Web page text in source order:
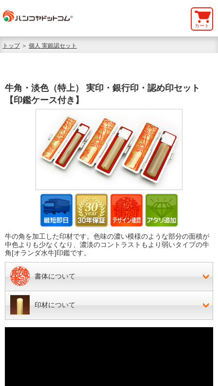
カート
トップ＞ 個人 実銀認セット
牛角・淡色（特上） 実印・銀行印・認め印セット
【印鑑ケース付き】
牛の角を加工した印材です。色味の濃い模様のような部分の面積が
中色よりも少なくなり、濃淡のコントラストもより弱いタイプの牛
角[オランダ水牛]印鑑です。
書体について
印材について